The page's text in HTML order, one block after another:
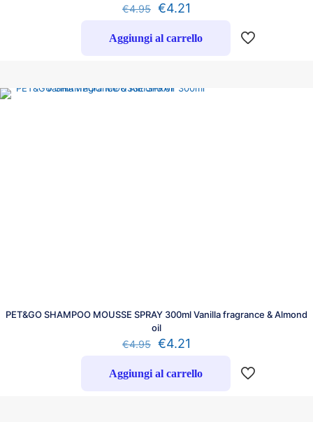
€4.95 €4.21
Aggiungi al carrello
PET&GO SHAMPOO MOUSSE SPRAY 300ml Vanilla fragrance & Almond
oil
€4.95 €4.21
Aggiungi al carrello